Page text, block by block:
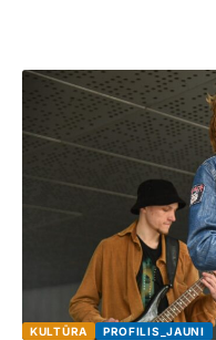
KULTŪRA PROFILIS_JAUNI